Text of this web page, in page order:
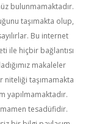
bulunmamaktadır.
taşımakta olup,
Bu internet
ile hiçbir bağlantısı
makaleler
niteliği taşımamakta
yapılmamaktadır.
tesadüfidir.